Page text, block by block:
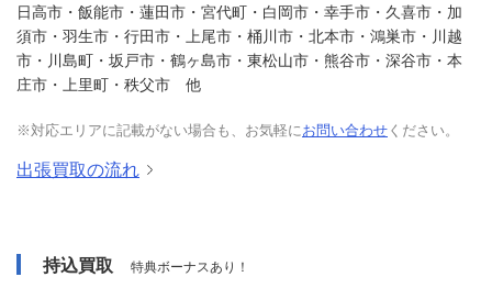
日高市・飯能市・蓮田市・宮代町・白岡市・幸手市・久喜市・加
須市・羽生市・行田市・上尾市・桶川市・北本市・鴻巣市・川越
市・川島町・坂戸市・鶴ヶ島市・東松山市・熊谷市・深谷市・本
庄市・上里町・秩父市 他
※対応エリアに記載がない場合も、お気軽にお問い合わせください。
出張買取の流れ
持込買取 特典ボーナスあり！